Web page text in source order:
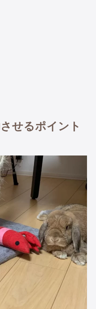
せるポイント